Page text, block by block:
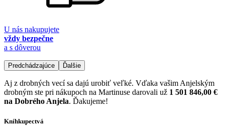
U nás nakupujete
vždy bezpečne
a s dôverou
Predchádzajúce Ďalšie
Aj z drobných vecí sa dajú urobiť veľké. Vďaka vašim Anjelským
drobným ste pri nákupoch na Martinuse darovali už 1 501 846,00 €
na Dobrého Anjela. Ďakujeme!
Kníhkupectvá